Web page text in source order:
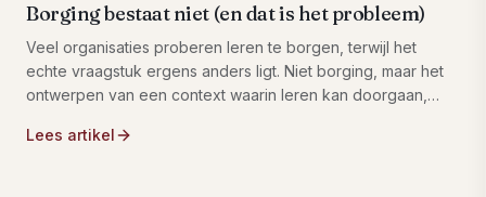
Borging bestaat niet (en dat is het probleem)
Veel organisaties proberen leren te borgen, terwijl het
echte vraagstuk ergens anders ligt. Niet borging, maar het
ontwerpen van een context waarin leren kan doorgaan,
Lees artikel